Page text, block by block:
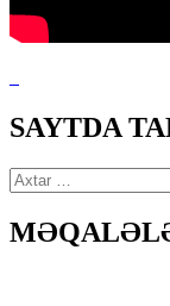
SAYTDA
Axtarış: